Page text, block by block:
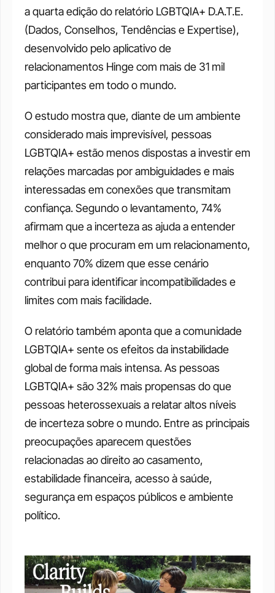
a quarta edição do relatório LGBTQIA+ D.A.T.E.
(Dados, Conselhos, Tendências e Expertise),
desenvolvido pelo aplicativo de
relacionamentos Hinge com mais de 31 mil
participantes em todo o mundo.
O estudo mostra que, diante de um ambiente
considerado mais imprevisível, pessoas
LGBTQIA+ estão menos dispostas a investir em
relações marcadas por ambiguidades e mais
interessadas em conexões que transmitam
confiança. Segundo o levantamento, 74%
afirmam que a incerteza as ajuda a entender
melhor o que procuram em um relacionamento,
enquanto 70% dizem que esse cenário
contribui para identificar incompatibilidades e
limites com mais facilidade.
O relatório também aponta que a comunidade
LGBTQIA+ sente os efeitos da instabilidade
global de forma mais intensa. As pessoas
LGBTQIA+ são 32% mais propensas do que
pessoas heterossexuais a relatar altos níveis
de incerteza sobre o mundo. Entre as principais
preocupações aparecem questões
relacionadas ao direito ao casamento,
estabilidade financeira, acesso à saúde,
segurança em espaços públicos e ambiente
político.